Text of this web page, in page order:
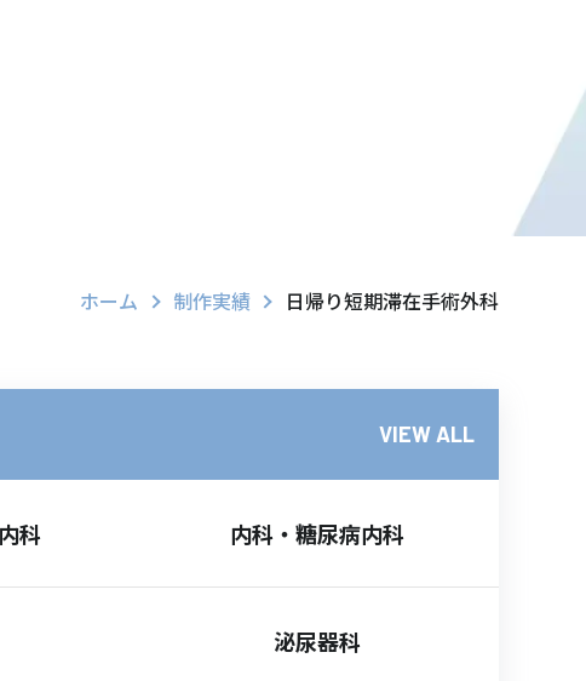
ホーム 制作実績 日帰り短期滞在手術外科
VIEW ALL
科 内科・糖尿病内科
泌尿器科